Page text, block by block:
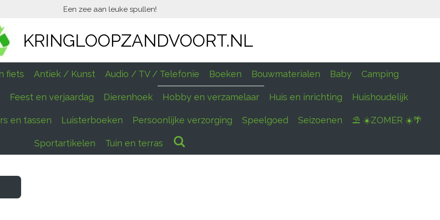
Een zee aan leuke spullen!
KRINGLOOPZANDVOORT.NL
fiets Antiek / Kunst Audio / TV / Telefonie Boeken Bouwmaterialen Baby Camping
Feest en verjaardag Dierenhoek Hobby en verzamelaar Huis en inrichting Huishoudelijk
en tassen Luisterboeken Persoonlijke verzorging Speelgoed Seizoenen ⛱ ☀️ZOMER ☀️🌴
Sportartikelen Tuin en terras